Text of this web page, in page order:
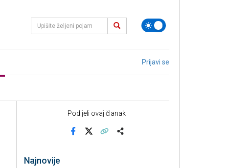
Prijavi se
Podijeli ovaj članak
Najnovije